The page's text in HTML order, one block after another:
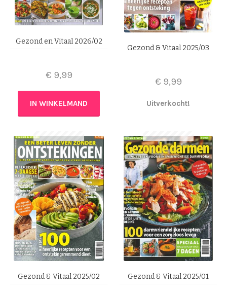
Gezond en Vitaal 2026/02
€ 9,99
IN WINKELMAND
Gezond & Vitaal 2025/03
€ 9,99
Uitverkocht!
Gezond & Vitaal 2025/02 Gezond & Vitaal 2025/01